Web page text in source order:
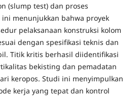
(slump test) dan proses
menunjukkan bahwa proyek
pelaksanaan konstruksi kolom
dengan spesifikasi teknis dan
Titik kritis berhasil diidentifikasi
bekisting dan pemadatan
keropos. Studi ini menyimpulkan
kerja yang tepat dan kontrol